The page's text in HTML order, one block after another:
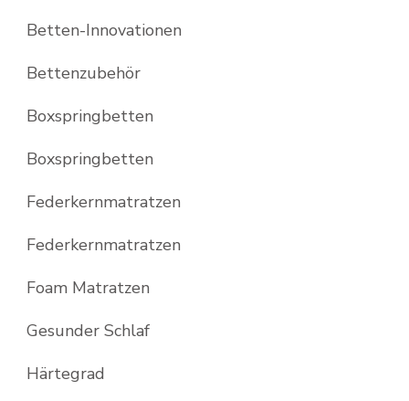
Betten-Innovationen
Bettenzubehör
Boxspringbetten
Boxspringbetten
Federkernmatratzen
Federkernmatratzen
Foam Matratzen
Gesunder Schlaf
Härtegrad